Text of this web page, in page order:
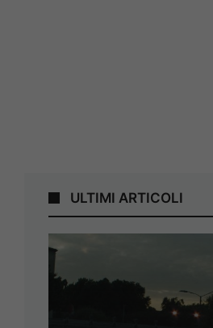
ULTIMI ARTICOLI